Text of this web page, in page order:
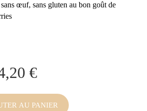
œuf, sans gluten au bon goût de
€
AU PANIER